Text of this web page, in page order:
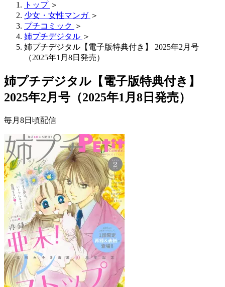
トップ ＞
少女・女性マンガ ＞
プチコミック ＞
姉プチデジタル ＞
姉プチデジタル【電子版特典付き】 2025年2月号
（2025年1月8日発売）
姉プチデジタル【電子版特典付き】
2025年2月号（2025年1月8日発売）
毎月8日頃配信